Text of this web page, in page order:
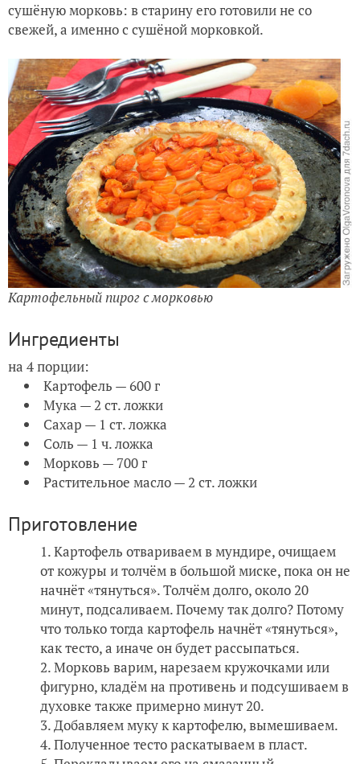
сушёную морковь: в старину его готовили не со
свежей, а именно с сушёной морковкой.
Картофельный пирог с морковью
Ингредиенты
на 4 порции:
Картофель — 600 г
Мука — 2 ст. ложки
Сахар — 1 ст. ложка
Соль — 1 ч. ложка
Морковь — 700 г
Растительное масло — 2 ст. ложки
Приготовление
Картофель отвариваем в мундире, очищаем
от кожуры и толчём в большой миске, пока он не
начнёт «тянуться». Толчём долго, около 20
минут, подсаливаем. Почему так долго? Потому
что только тогда картофель начнёт «тянуться»,
как тесто, а иначе он будет рассыпаться.
Морковь варим, нарезаем кружочками или
фигурно, кладём на противень и подсушиваем в
духовке также примерно минут 20.
Добавляем муку к картофелю, вымешиваем.
Полученное тесто раскатываем в пласт.